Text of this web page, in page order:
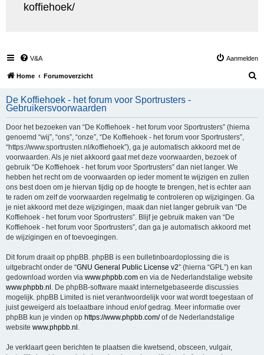
koffiehoek/
V&A Aanmelden
Home Forumoverzicht
k
De Koffiehoek - het forum voor Sportrusters -
Gebruikersvoorwaarden
Door het bezoeken van “De Koffiehoek - het forum voor Sportrusters” (hierna
genoemd “wij”, “ons”, “onze”, “De Koffiehoek - het forum voor Sportrusters”,
“https://www.sportrusten.nl/koffiehoek”), ga je automatisch akkoord met de
voorwaarden. Als je niet akkoord gaat met deze voorwaarden, bezoek of
gebruik “De Koffiehoek - het forum voor Sportrusters” dan niet langer. We
hebben het recht om de voorwaarden op ieder moment te wijzigen en zullen
ons best doen om je hiervan tijdig op de hoogte te brengen, het is echter aan
te raden om zelf de voorwaarden regelmatig te controleren op wijzigingen. Ga
je niet akkoord met deze wijzigingen, maak dan niet langer gebruik van “De
Koffiehoek - het forum voor Sportrusters”. Blijf je gebruik maken van “De
Koffiehoek - het forum voor Sportrusters”, dan ga je automatisch akkoord met
de wijzigingen en of toevoegingen.
Dit forum draait op phpBB. phpBB is een bulletinboardoplossing die is
uitgebracht onder de “GNU General Public License v2” (hierna “GPL”) en kan
gedownload worden via www.phpbb.com en via de Nederlandstalige website
www.phpbb.nl . De phpBB-software maakt internetgebaseerde discussies
mogelijk. phpBB Limited is niet verantwoordelijk voor wat wordt toegestaan of
juist geweigerd als toelaatbare inhoud en/of gedrag. Meer informatie over
phpBB kun je vinden op https://www.phpbb.com/of de Nederlandstalige
website www.phpbb.nl .
Je verklaart geen berichten te plaatsen die kwetsend, obsceen, vulgair,